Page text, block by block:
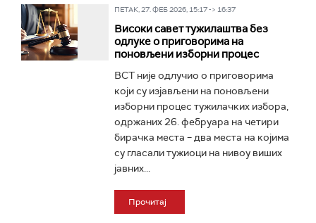
ПЕТАК, 27. ФЕБ 2026, 15:17 -> 16:37
Високи савет тужилаштва без
одлуке o приговорима на
поновљени изборни процес
ВСТ није одлучио о приговорима
који су изјављени на поновљени
изборни процес тужилачких избора,
одржаних 26. фебруара на четири
бирачка места – два места на којима
су гласали тужиоци на нивоу виших
јавних...
Прочитај